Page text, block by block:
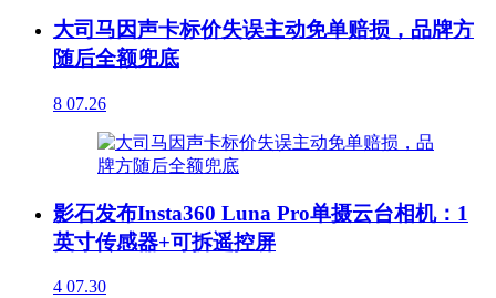
大司马因声卡标价失误主动免单赔损，品牌方
随后全额兜底
8 07.26
影石发布Insta360 Luna Pro单摄云台相机：1
英寸传感器+可拆遥控屏
4 07.30